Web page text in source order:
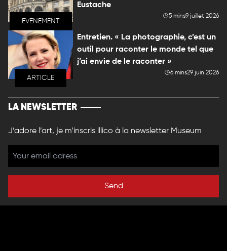
EVENEMENT
Eustache
5 mins9 juillet 2026
ARTICLE
Entretien. « La photographie, c’est un
outil pour raconter le monde tel que
j’ai envie de le raconter »
6 mins29 juin 2026
LA NEWSLETTER
J’adore l’art, je m’inscris illico à la newsletter Museum
Send